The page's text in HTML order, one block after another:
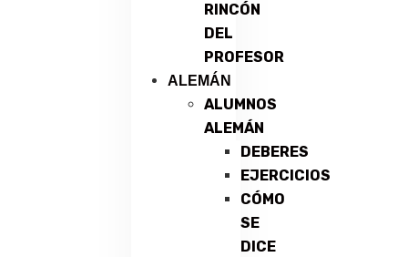
RINCÓN
DEL
PROFESOR
ALEMÁN
ALUMNOS
ALEMÁN
DEBERES
EJERCICIOS
CÓMO
SE
DICE